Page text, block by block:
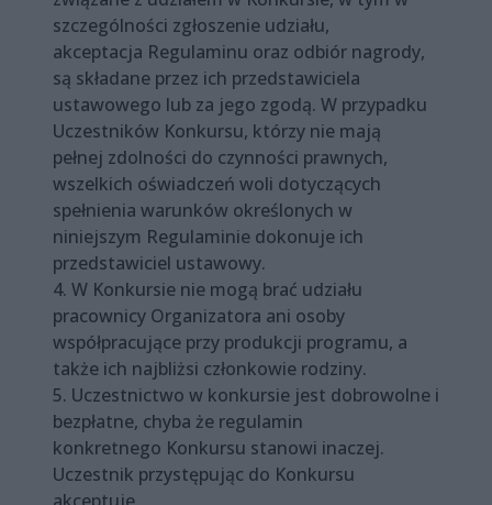
szczególności zgłoszenie udziału,
akceptacja Regulaminu oraz odbiór nagrody,
są składane przez ich przedstawiciela
ustawowego lub za jego zgodą. W przypadku
Uczestników Konkursu, którzy nie mają
pełnej zdolności do czynności prawnych,
wszelkich oświadczeń woli dotyczących
spełnienia warunków określonych w
niniejszym Regulaminie dokonuje ich
przedstawiciel ustawowy.
4. W Konkursie nie mogą brać udziału
pracownicy Organizatora ani osoby
współpracujące przy produkcji programu, a
także ich najbliżsi członkowie rodziny.
5. Uczestnictwo w konkursie jest dobrowolne i
bezpłatne, chyba że regulamin
konkretnego Konkursu stanowi inaczej.
Uczestnik przystępując do Konkursu